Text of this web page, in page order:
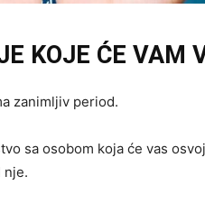
KOJE ĆE VAM
zanimljiv period.
sa osobom koja će vas
nje.